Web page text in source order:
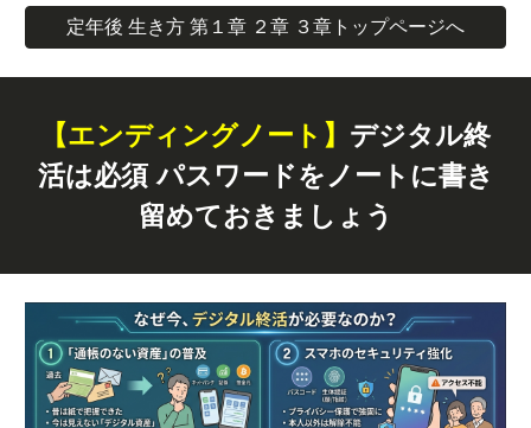
定年後 生き方 第１章 ２章 ３章トップページへ
【エンディングノート】 デジタル終
活は必須 パスワードをノートに書き
留めておきましょう